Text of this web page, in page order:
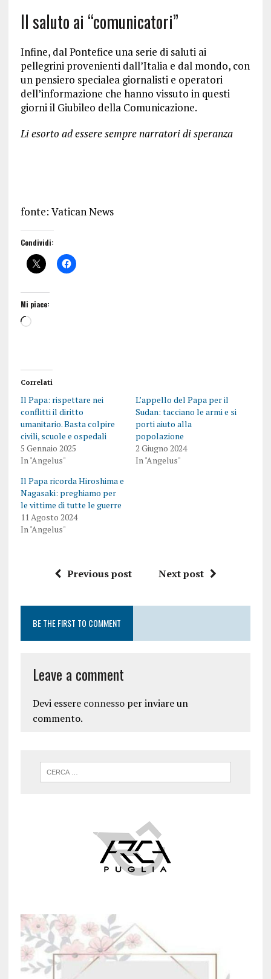
Il saluto ai “comunicatori”
Infine, dal Pontefice una serie di saluti ai
pellegrini provenienti dall’Italia e dal mondo, con
un pensiero specialea giornalisti e operatori
dell’informazione che hanno vissuto in questi
giorni il Giubileo della Comunicazione.
Li esorto ad essere sempre narratori di speranza
fonte: Vatican News
Condividi:
Mi piace:
Correlati
Il Papa: rispettare nei
conflitti il diritto
umanitario. Basta colpire
civili, scuole e ospedali
5 Gennaio 2025
In "Angelus"
L’appello del Papa per il
Sudan: tacciano le armi e si
porti aiuto alla
popolazione
2 Giugno 2024
In "Angelus"
Il Papa ricorda Hiroshima e
Nagasaki: preghiamo per
le vittime di tutte le guerre
11 Agosto 2024
In "Angelus"
Previous post Next post
BE THE FIRST TO COMMENT
Leave a comment
Devi essere connessoper inviare un
commento.